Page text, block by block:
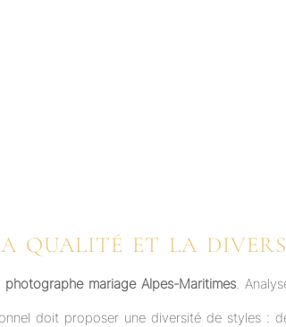
QUALITÉ ET LA
photographe mariage Alpes-Maritimes.
doit proposer une diversité de styles :